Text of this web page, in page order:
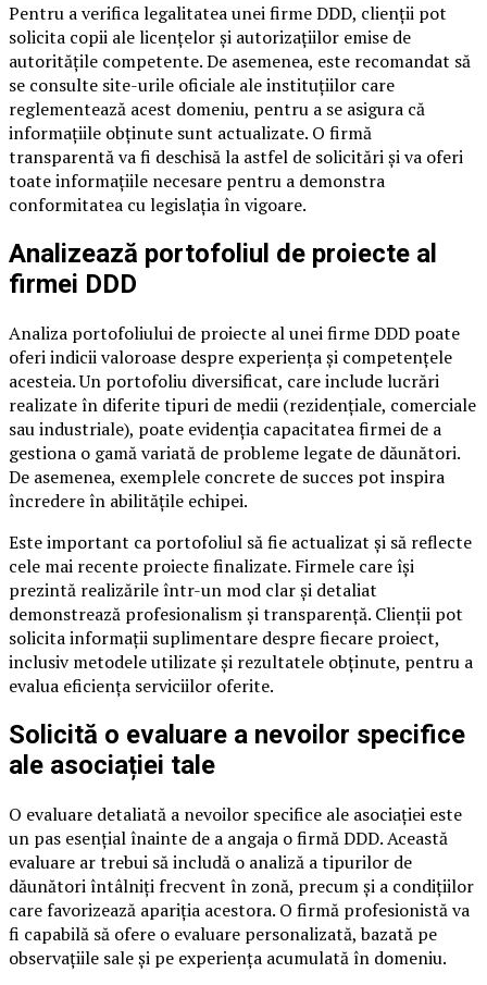
Pentru a verifica legalitatea unei firme DDD, clienții pot
solicita copii ale licențelor și autorizațiilor emise de
autoritățile competente. De asemenea, este recomandat să
se consulte site-urile oficiale ale instituțiilor care
reglementează acest domeniu, pentru a se asigura că
informațiile obținute sunt actualizate. O firmă
transparentă va fi deschisă la astfel de solicitări și va oferi
toate informațiile necesare pentru a demonstra
conformitatea cu legislația în vigoare.
Analizează portofoliul de proiecte al
firmei DDD
Analiza portofoliului de proiecte al unei firme DDD poate
oferi indicii valoroase despre experiența și competențele
acesteia. Un portofoliu diversificat, care include lucrări
realizate în diferite tipuri de medii (rezidențiale, comerciale
sau industriale), poate evidenția capacitatea firmei de a
gestiona o gamă variată de probleme legate de dăunători.
De asemenea, exemplele concrete de succes pot inspira
încredere în abilitățile echipei.
Este important ca portofoliul să fie actualizat și să reflecte
cele mai recente proiecte finalizate. Firmele care își
prezintă realizările într-un mod clar și detaliat
demonstrează profesionalism și transparență. Clienții pot
solicita informații suplimentare despre fiecare proiect,
inclusiv metodele utilizate și rezultatele obținute, pentru a
evalua eficiența serviciilor oferite.
Solicită o evaluare a nevoilor specifice
ale asociației tale
O evaluare detaliată a nevoilor specifice ale asociației este
un pas esențial înainte de a angaja o firmă DDD. Această
evaluare ar trebui să includă o analiză a tipurilor de
dăunători întâlniți frecvent în zonă, precum și a condițiilor
care favorizează apariția acestora. O firmă profesionistă va
fi capabilă să ofere o evaluare personalizată, bazată pe
observațiile sale și pe experiența acumulată în domeniu.